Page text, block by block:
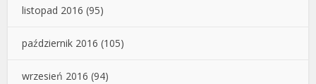
listopad 2016 (95)
październik 2016 (105)
wrzesień 2016 (94)